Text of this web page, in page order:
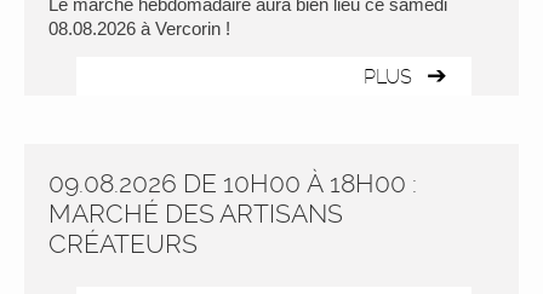
Le marché hebdomadaire aura bien lieu ce samedi
08.08.2026 à Vercorin !
PLUS
09.08.2026 DE 10H00 À 18H00 :
MARCHÉ DES ARTISANS
CRÉATEURS